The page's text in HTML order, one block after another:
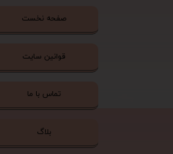
صفحه نخست
قوانین سایت
تماس با ما
بلاگ